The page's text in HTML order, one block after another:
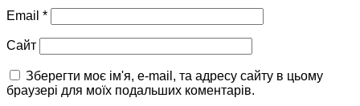
Email *
Сайт
Зберегти моє ім'я, e-mail, та адресу сайту в цьому
браузері для моїх подальших коментарів.